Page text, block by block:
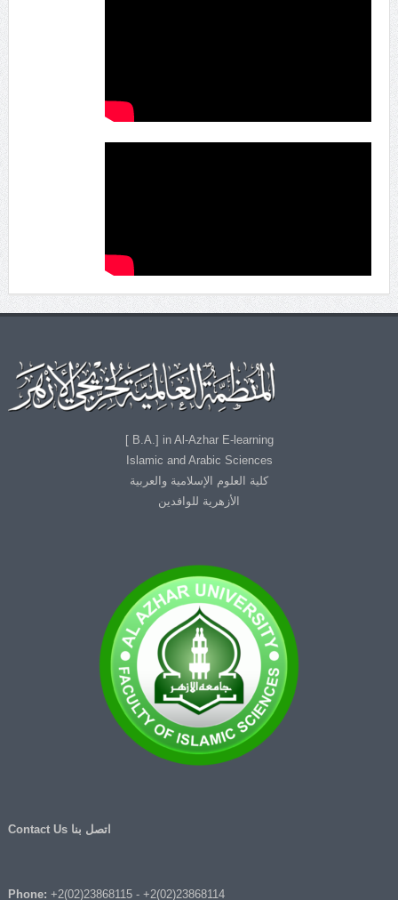
B.A.] in Al-Azhar E-learning ]
Islamic and Arabic Sciences
كلية العلوم الإسلامية والعربية
الأزهرية للوافدين
اتصل بنا Contact Us
Phone: +2(02)23868115- +2(02)23868114